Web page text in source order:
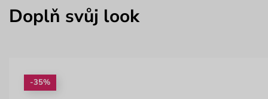
Doplň svůj look
-35%